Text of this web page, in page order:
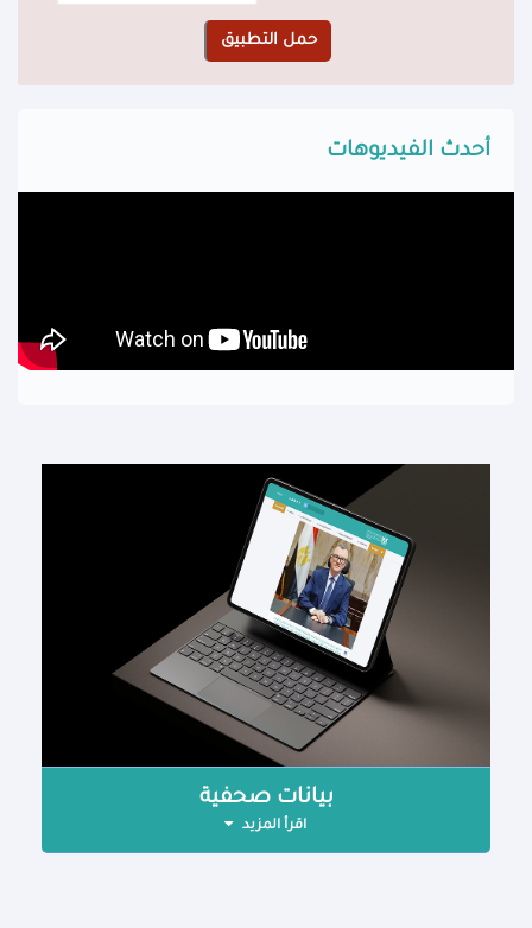
أحدث الفيديوهات
بيانات صحفية
اقرأ المزيد